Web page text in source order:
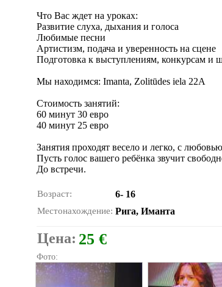
Что Вас ждет на уроках:
Развитие слуха, дыхания и голоса
Любимые песни
Артистизм, подача и уверенность на сцене
Подготовка к выступлениям, конкурсам и
Мы находимся: Imanta, Zolitūdes iela 22A
Стоимость занятий:
60 минут 30 евро
40 минут 25 евро
Занятия проходят весело и легко, с
Пусть голос вашего ребёнка звучит
До встречи.
Возраст: 6- 16
Местонахождение: Рига, Иманта
Цена: 25 €
Фото: